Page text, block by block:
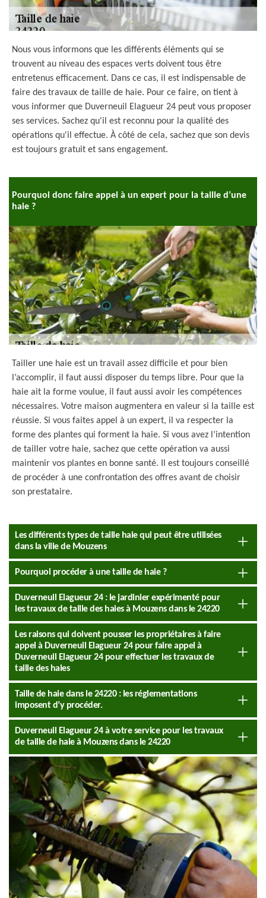
Nous vous informons que les différents éléments qui se
trouvent au niveau des espaces verts doivent tous être
entretenus efficacement. Dans ce cas, il est indispensable de
faire des travaux de taille de haie. Pour ce faire, on tient à
vous informer que Duverneuil Elagueur 24 peut vous proposer
ses services. Sachez qu'il est reconnu pour la qualité des
opérations qu'il effectue. À côté de cela, sachez que son devis
est toujours gratuit et sans engagement.
Pourquoi donc faire appel à un expert pour la taille d’une
haie ?
Tailler une haie est un travail assez difficile et pour bien
l’accomplir, il faut aussi disposer du temps libre. Pour que la
haie ait la forme voulue, il faut aussi avoir les compétences
nécessaires. Votre maison augmentera en valeur si la taille est
réussie. Si vous faites appel à un expert, il va respecter la
forme des plantes qui forment la haie. Si vous avez l’intention
de tailler votre haie, sachez que cette opération va aussi
maintenir vos plantes en bonne santé. Il est toujours conseillé
de procéder à une confrontation des offres avant de choisir
son prestataire.
Les différents types de taille haie qui peut être utilisées
dans la ville de Mouzens
Pourquoi procéder à une taille de haie ?
Duverneuil Elagueur 24 : le jardinier expérimenté pour
les travaux de taille des haies à Mouzens dans le 24220
Les raisons qui doivent pousser les propriétaires à faire
appel à Duverneuil Elagueur 24 pour faire appel à
Duverneuil Elagueur 24 pour effectuer les travaux de
taille des haies
Taille de haie dans le 24220 : les réglementations
imposent d’y procéder.
Duverneuil Elagueur 24 à votre service pour les travaux
de taille de haie à Mouzens dans le 24220